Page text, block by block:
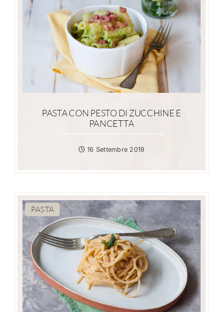
PASTA CON PESTO DI ZUCCHINE E
PANCETTA
16 Settembre 2019
PASTA